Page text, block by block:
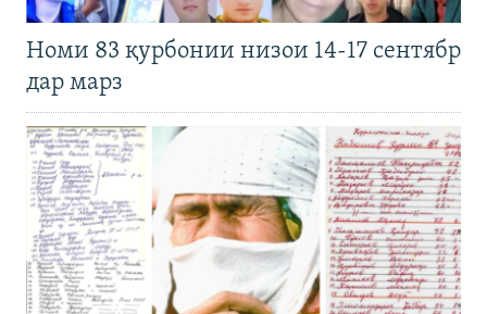
Номи 83 қурбонии низои 14-17 сентябр
дар марз